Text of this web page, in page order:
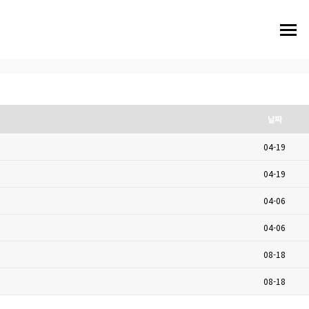
날짜
04-19
04-19
04-06
04-06
08-18
08-18